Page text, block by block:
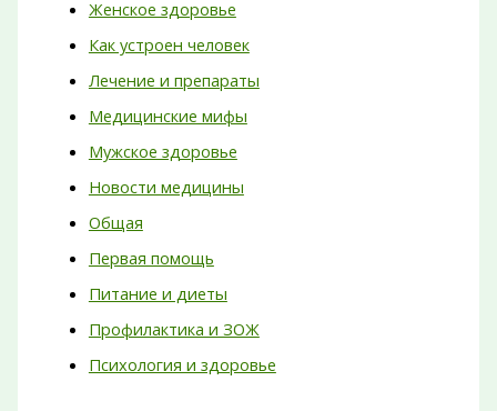
Женское здоровье
Как устроен человек
Лечение и препараты
Медицинские мифы
Мужское здоровье
Новости медицины
Общая
Первая помощь
Питание и диеты
Профилактика и ЗОЖ
Психология и здоровье